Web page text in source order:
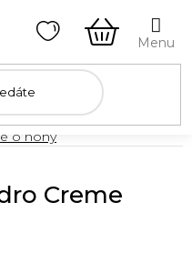
NÁKUPNÍ
KOŠÍK
o nohy
Creme